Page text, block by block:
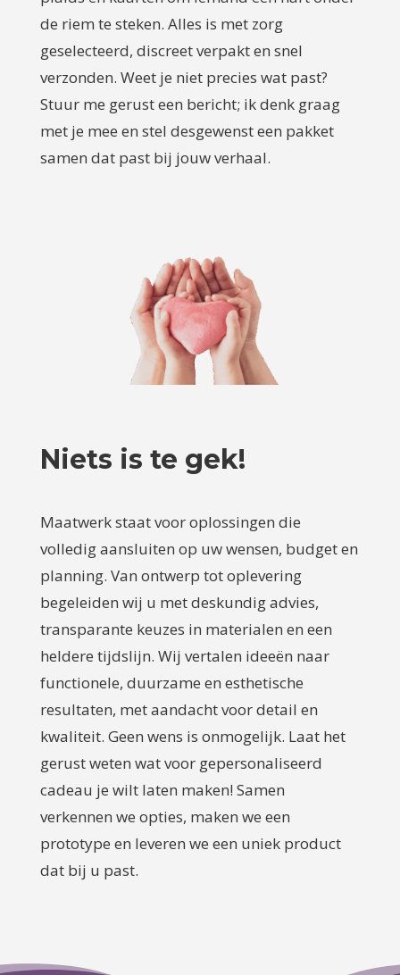
de riem te steken. Alles is met zorg
geselecteerd, discreet verpakt en snel
verzonden. Weet je niet precies wat past?
Stuur me gerust een bericht; ik denk graag
met je mee en stel desgewenst een pakket
samen dat past bij jouw verhaal.
Niets is te gek!
Maatwerk staat voor oplossingen die
volledig aansluiten op uw wensen, budget en
planning. Van ontwerp tot oplevering
begeleiden wij u met deskundig advies,
transparante keuzes in materialen en een
heldere tijdslijn. Wij vertalen ideeën naar
functionele, duurzame en esthetische
resultaten, met aandacht voor detail en
kwaliteit. Geen wens is onmogelijk. Laat het
gerust weten wat voor gepersonaliseerd
cadeau je wilt laten maken! Samen
verkennen we opties, maken we een
prototype en leveren we een uniek product
dat bij u past.